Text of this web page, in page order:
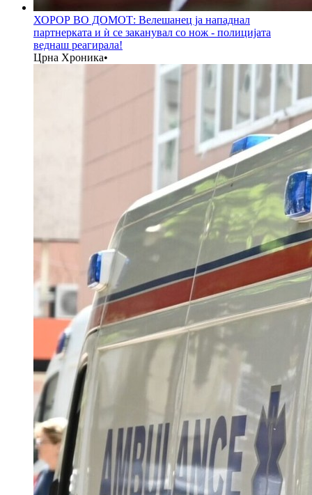
ХОРОР ВО ДОМОТ: Велешанец ја нападнал
партнерката и ѝ се заканувал со нож - полицијата
веднаш реагирала!
Црна Хроника•